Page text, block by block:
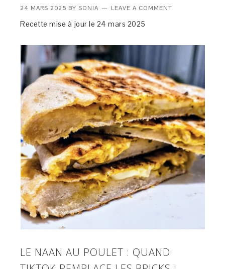
24 MARS 2025 BYSONIA LEAVE A COMMENT
Recette mise à jour le 24 mars 2025
LE NAAN AU POULET : QUAND